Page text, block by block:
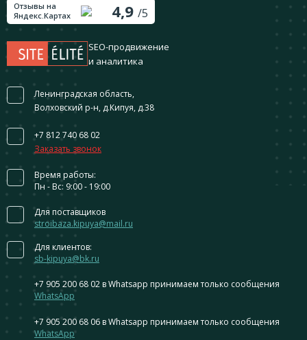
Отзывы на
Яндекс.Картах
4,9 /5
SEO-продвижение
и аналитика
Ленинградская область,
Волховский р-н, д.Кипуя, д.38
+7 812 740 68 02
Заказать звонок
Время работы:
Пн - Вс: 9:00 - 19:00
Для поставщиков
stroibaza.kipuya@mail.ru
Для клиентов:
sb-kipuya@bk.ru
+7 905 200 68 02 в Whatsapp принимаем только сообщения
WhatsApp
+7 905 200 68 06 в Whatsapp принимаем только сообщения
WhatsApp